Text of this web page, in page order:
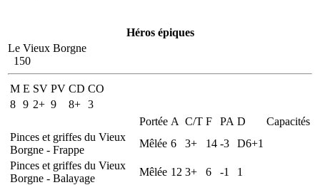
Héros épiques
Le Vieux Borgne
150
M E SV PV CD CO
8 9 2+ 9 8+ 3
Portée A C/T F PA D
Capacités
Pinces et griffes du Vieux
Borgne - Frappe
Mêlée 6 3+ 14 -3
D6+1
Pinces et griffes du Vieux
Borgne - Balayage
Mêlée 12 3+ 6 -1 1